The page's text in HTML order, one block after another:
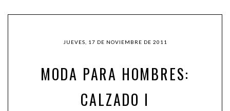
JUEVES, 17 DE NOVIEMBRE DE 2011
MODA PARA HOMBRES:
CALZADO I